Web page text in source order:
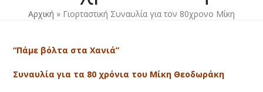
Αρχική » Γιορταστική Συναυλία για τον 80χρονο Μίκη
“Πάμε βόλτα στα Χανιά”
Συναυλία για τα 80 χρόνια του Μίκη Θεοδωράκη